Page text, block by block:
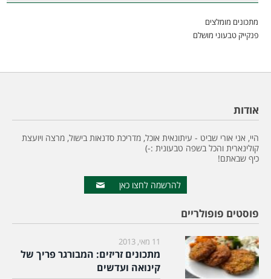
מתכונים מומלצים
פנקייק טבעוני מושלם
אודות
היי, אני אורי שביט - עיתונאית אוכל, מדריכת סדנאות בישול, מרצה ויועצת
קולינארית והכל בשפה טבעונית :-)
כיף שבאתם!
להרשמה לחצו כאן
פוסטים פופולריים
11 מאי, 2013
מתכונים זריזים: המבורגר פריך של
קינואה ועדשים